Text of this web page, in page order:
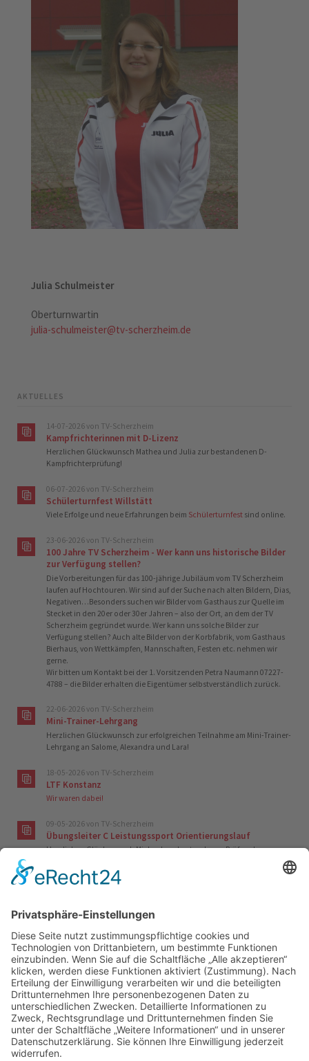
Julia Schulmeister
Oberturnwartin
julia-schulmeister@tv-scherzheim.de
AKTUELLES
14-07-2026von TV-Scherzheim
Kampfrichterinnen mit D-Lizenz
Herzlichen Glückwunsch Mathea und Julia zur bestandenen D-
Kampfrichterprüfung!
06-07-2026von TV-Scherzheim
Schülerturnfest Willstätt
Viele Erfolge und neue Erfahrungen beim Schülerturnfest sind online.
23-06-2026von TV-Scherzheim
100 Jahre TV Scherzheim - Wer kann uns historische Bilder
zur Verfügung stellen?
Die Vorbereitungen für das 100-jährige Jubiläum vom TV Scherzheim
laufen auf Hochtouren. Wir sind auf der Suche nach alten Bildern, Dias,
Negativen…Besonders suchen wir Bilder vom Gasthaus zur Quelle im
Stecket in den 20er oder 30er Jahren – also der Ort, an dem der TV
Scherzheim gegründet wurde. Wer kann uns solche Bilder zur
Verfügung stellen? Auch alte Bilder von der Korbfabrik, vom Gasthaus
Bierhaus, von Wettkämpfen, Mannschaften, Festen etc. nehmen wir
gerne.
Wir bitten um Kontakt bei der 1. Vorsitzenden Petra Naumann 07227-
4788 – die Bilder erhalten die Eigentümer selbstverständlich zurück.
22-06-2026von TV-Scherzheim
Mini-Trainer-Lehrgang
Herzlichen Glückwunsch zur erfolgreichen Teilnahme am Mini-Trainer-
Lehrgang an Salome, Alexandra und Lara!
18-05-2026von TV-Scherzheim
LTF Konstanz
Wir waren dabei!
09-05-2026von TV-Scherzheim
Übungsleiter C Leistungssport Orientierungslauf
Herzlichen Glückwunsch Michael zur bestandenen Prüfung!
21-04-2026von TV-Scherzheim
Übungsleiterin C Leistungssport Gerätturnen
Aktuelle Kurse
Zumba
Tabata
Babys in Bewegung
Sport nach Krebsstartet wieder!